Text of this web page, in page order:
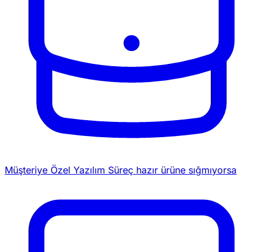
Müşteriye Özel Yazılım Süreç hazır ürüne sığmıyorsa